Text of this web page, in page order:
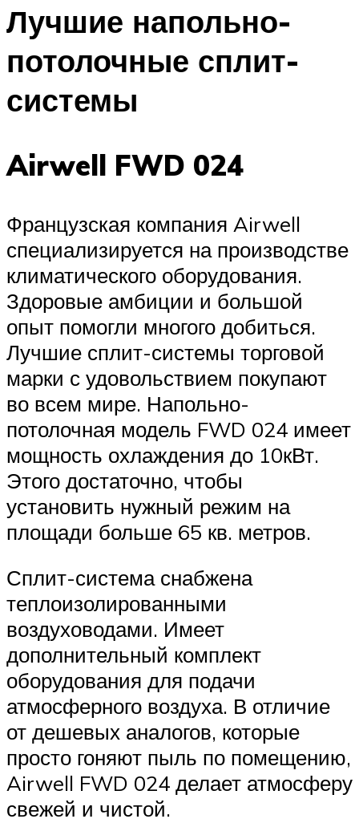
Лучшие напольно-
потолочные сплит-
системы
Airwell FWD 024
Французская компания Airwell
специализируется на производстве
климатического оборудования.
Здоровые амбиции и большой
опыт помогли многого добиться.
Лучшие сплит-системы торговой
марки с удовольствием покупают
во всем мире. Напольно-
потолочная модель FWD 024 имеет
мощность охлаждения до 10кВт.
Этого достаточно, чтобы
установить нужный режим на
площади больше 65 кв. метров.
Сплит-система снабжена
теплоизолированными
воздуховодами. Имеет
дополнительный комплект
оборудования для подачи
атмосферного воздуха. В отличие
от дешевых аналогов, которые
просто гоняют пыль по помещению,
Airwell FWD 024 делает атмосферу
свежей и чистой.